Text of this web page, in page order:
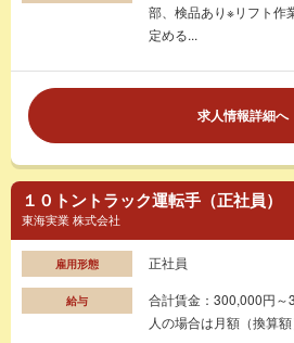
部、検品あり※リフト作
定める...
求人情報詳細へ
１０トントラック運転手（正社員）
東海実業 株式会社
雇用形態 正社員
給与
合計賃金：300,000円
人の場合は月額（換算